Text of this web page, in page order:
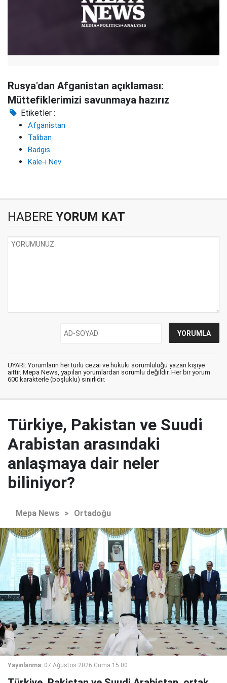
Rusya'dan Afganistan açıklaması:
Müttefiklerimizi savunmaya hazırız
Etiketler :
Afganistan
Taliban
Badgis
Kale-i Nev
HABERE YORUM KAT
UYARI: Yorumların her türlü cezai ve hukuki sorumluluğu yazan kişiye
aittir. Mepa News, yapılan yorumlardan sorumlu değildir. Her bir yorum
600 karakterle (boşluklu) sınırlıdır.
Türkiye, Pakistan ve Suudi
Arabistan arasındaki
anlaşmaya dair neler
biliniyor?
Mepa News > Ortadoğu
Yayınlanma: 07 Ağustos 2026 Cuma 15:00